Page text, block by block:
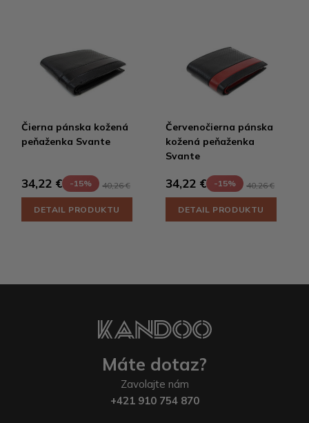
Čierna pánska kožená
peňaženka Svante
34,22 € -15% 40,26 €
DETAIL PRODUKTU
Červenočierna pánska
kožená peňaženka
Svante
34,22 € -15% 40,26 €
DETAIL PRODUKTU
Máte dotaz?
Zavolajte nám
+421 910 754 870